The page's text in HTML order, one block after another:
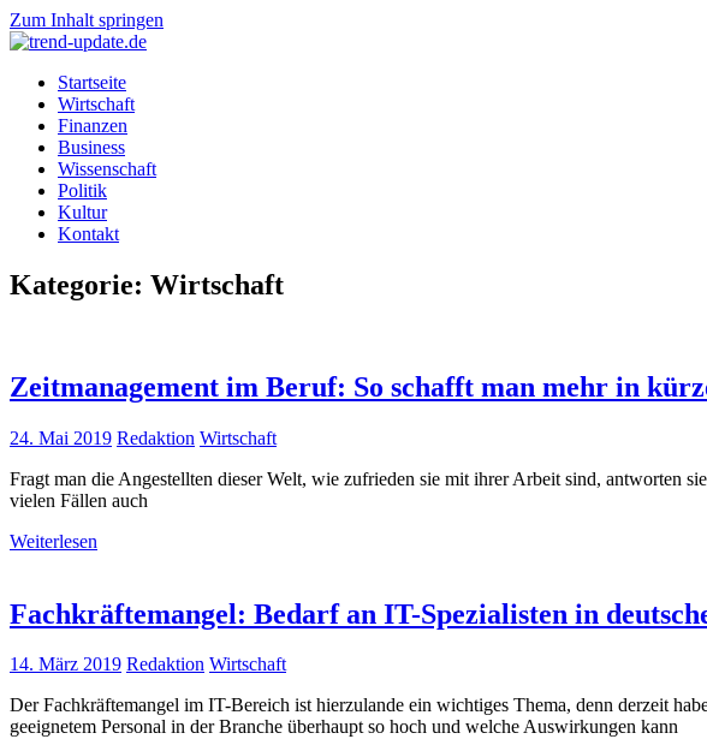
Zum Inhalt springen
trend-
update.de
Trends
News
Wirtschaft,
Wissenschaft
Politik
Startseite
Wirtschaft
Finanzen
Business
Wissenschaft
Politik
Kultur
Kontakt
Kategorie: Wirtschaft
Zeitmanagement im Beruf: So schafft man mehr in
24. Mai 2019 Redaktion Wirtschaft
Fragt man die Angestellten dieser Welt, wie zufrieden sie mit ihrer Arbeit sind, antworten
vielen Fällen auch
Weiterlesen
Fachkräftemangel: Bedarf an IT-Spezialisten in
14. März 2019 Redaktion Wirtschaft
Der Fachkräftemangel im IT-Bereich ist hierzulande ein wichtiges Thema, denn derzeit
geeignetem Personal in der Branche überhaupt so hoch und welche Auswirkungen kann